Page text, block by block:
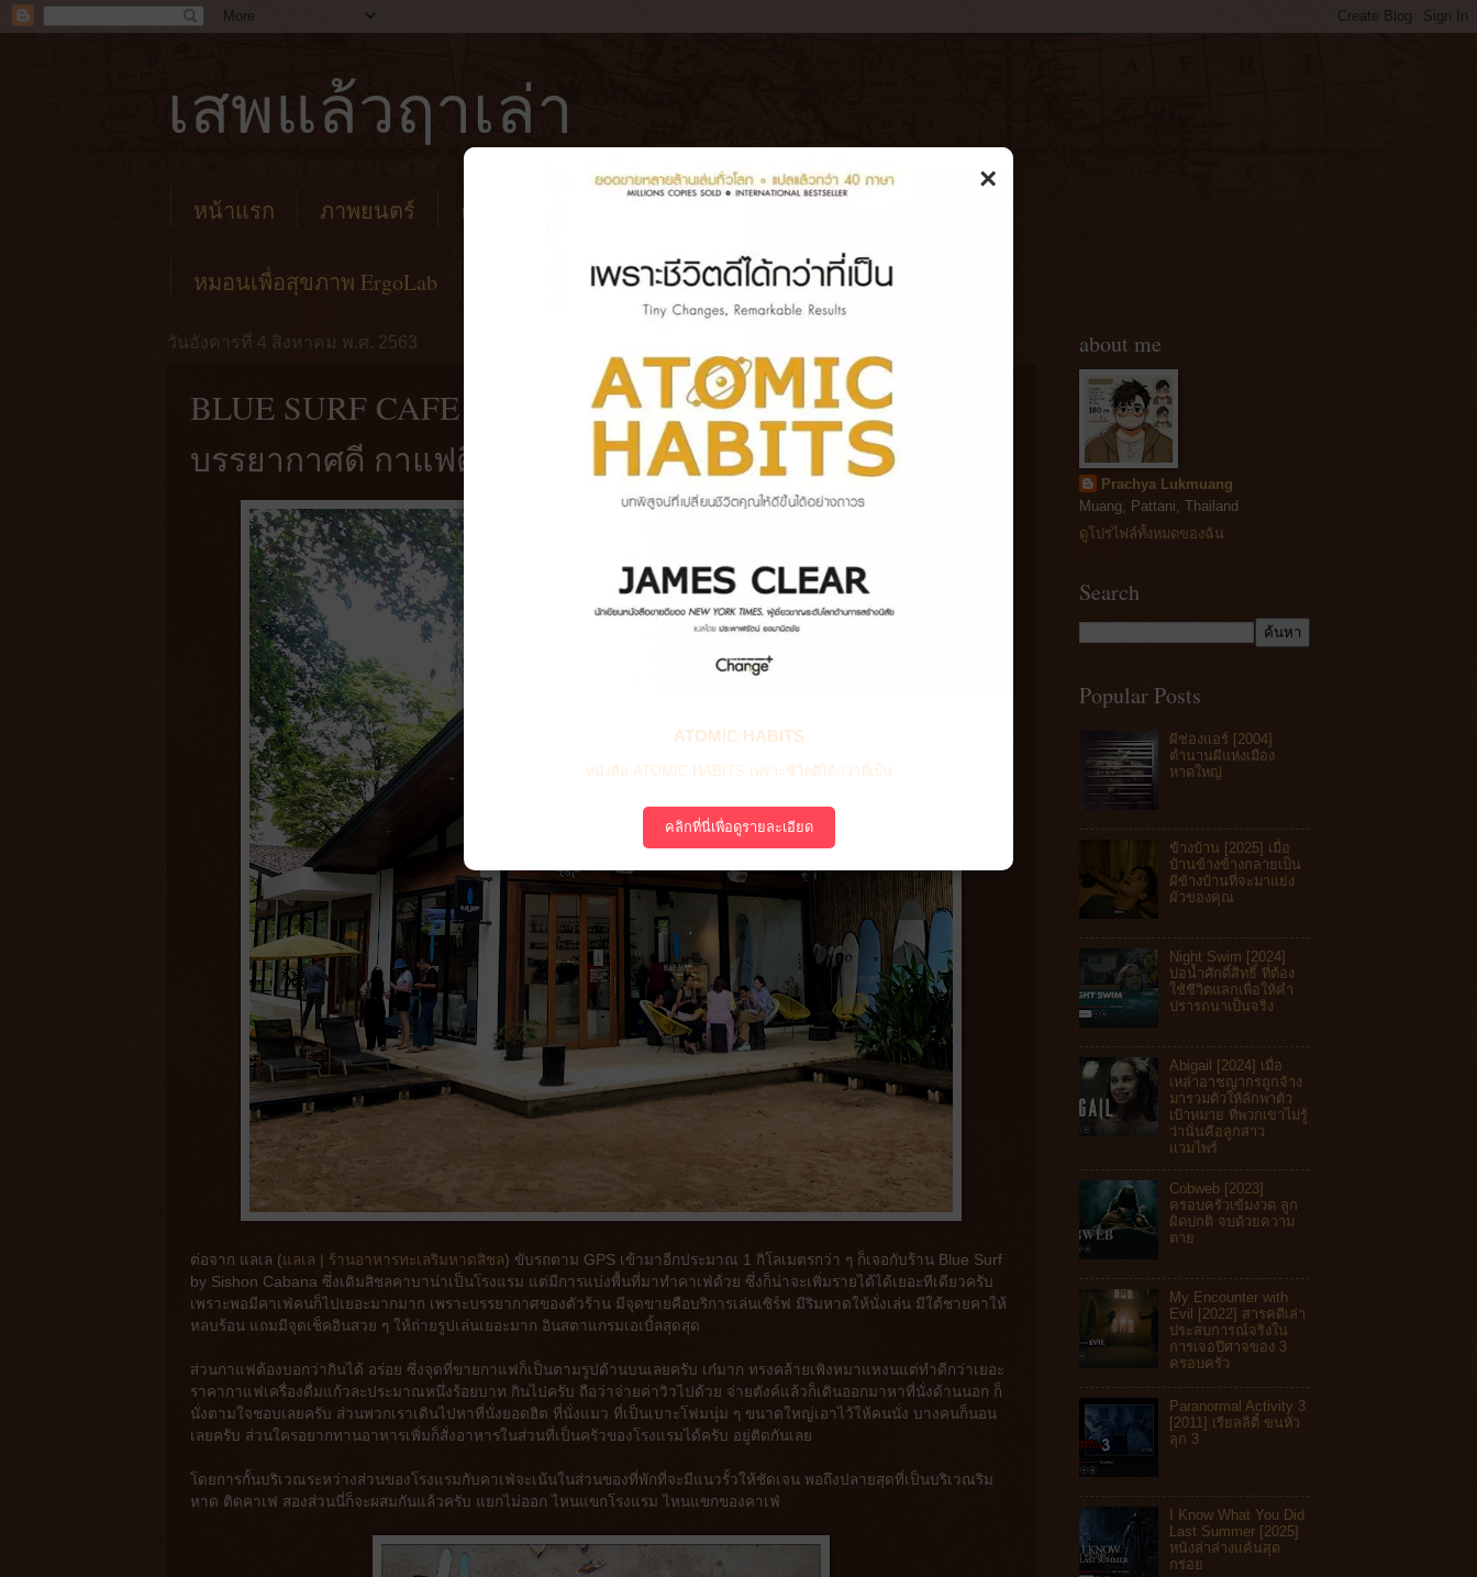
เสพแล้วฤาเล่า
หน้าแรก ภาพยนตร์ คาเฟ่
หมอนเพื่อสุขภาพ ErgoLab
วันอังคารที่ 4 สิงหาคม พ.ศ. 2563
BLUE SURF CAFE by Sichon cabana | นั่งชิลที่ริมหาดสิชล
บรรยากาศดี กาแฟดี คนมาเที่ยวก็ดี
ต่อจาก แลเล (แลเล | ร้านอาหารทะเลริมหาดสิชล) ขับรถตาม GPS เข้ามาอีกประมาณ 1 กิโลเมตรกว่า ๆ ก็เจอกับร้าน Blue Surf
by Sishon Cabana ซึ่งเดิมสิชลคาบาน่าเป็นโรงแรม แต่มีการแบ่งพื้นที่มาทำคาเฟ่ด้วย ซึ่งก็น่าจะเพิ่มรายได้ได้เยอะทีเดียวครับ
เพราะพอมีคาเฟ่คนก็ไปเยอะมากมาก เพราะบรรยากาศของตัวร้าน มีจุดขายคือบริการเล่นเซิร์ฟ มีริมหาดให้นั่งเล่น มีใต้ชายคาให้
หลบร้อน แถมมีจุดเช็คอินสวย ๆ ให้ถ่ายรูปเล่นเยอะมาก อินสตาแกรมเอเบิ้ลสุดสุด
ส่วนกาแฟต้องบอกว่ากินได้ อร่อย ซึ่งจุดที่ขายกาแฟก็เป็นตามรูปด้านบนเลยครับ เก๋มาก ทรงคล้ายเพิงหมาแหงนแต่ทำดีกว่าเยอะ
ราคากาแฟเครื่องดื่มแก้วละประมาณหนึ่งร้อยบาท กินไปครับ ถือว่าจ่ายค่าวิวไปด้วย จ่ายตังค์แล้วก็เดินออกมาหาที่นั่งด้านนอก ก็
นั่งตามใจชอบเลยครับ ส่วนพวกเราเดินไปหาที่นั่งยอดฮิต ที่นั่งแมว ที่เป็นเบาะโฟมนุ่ม ๆ ขนาดใหญ่เอาไว้ให้คนนั่ง บางคนก็นอน
เลยครับ ส่วนใครอยากทานอาหารเพิ่มก็สั่งอาหารในส่วนที่เป็นครัวของโรงแรมได้ครับ อยู่ติดกันเลย
โดยการกั้นบริเวณระหว่างส่วนของโรงแรมกับคาเฟ่จะเน้นในส่วนของที่พักที่จะมีแนวรั้วให้ชัดเจน พอถึงปลายสุดที่เป็นบริเวณริม
หาด ติดคาเฟ สองส่วนนี่ก็จะผสมกันแล้วครับ แยกไม่ออก ไหนแขกโรงแรม ไหนแขกของคาเฟ่
about me
Prachya Lukmuang
Muang, Pattani, Thailand
ดูโปรไฟล์ทั้งหมดของฉัน
Search
Popular Posts
ผีช่องแอร์ [2004]
ตำนานผีแห่งเมือง
หาดใหญ่
ข้างบ้าน [2025] เมื่อ
บ้านข้างข้างกลายเป็น
ผีข้างบ้านที่จะมาแย่ง
ผัวของคุณ
Night Swim [2024]
บ่อน้ำศักดิ์สิทธิ์ ที่ต้อง
ใช้ชีวิตแลกเพื่อให้คำ
ปรารถนาเป็นจริง
Abigail [2024] เมื่อ
เหล่าอาชญากรถูกจ้าง
มารวมตัวให้ลักพาตัว
เป้าหมาย ที่พวกเขาไม่รู้
ว่านั่นคือลูกสาว
แวมไพร์
Cobweb [2023]
ครอบครัวเข้มงวด ลูก
ผิดปกติ จบด้วยความ
ตาย
My Encounter with
Evil [2022] สารคดีเล่า
ประสบการณ์จริงใน
การเจอปีศาจของ 3
ครอบครัว
Paranormal Activity 3
[2011] เรียลลิตี้ ขนหัว
ลุก 3
I Know What You Did
Last Summer [2025]
หนังล่าล่างแค้นสุด
กร่อย
×
ATOMIC HABITS
หนังสือ ATOMIC HABITS เพราะชีวิตดีได้กว่าที่เป็น
คลิกที่นี่เพื่อดูรายละเอียด